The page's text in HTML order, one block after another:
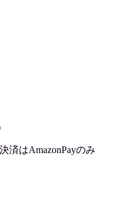
済はAmazonPayのみ